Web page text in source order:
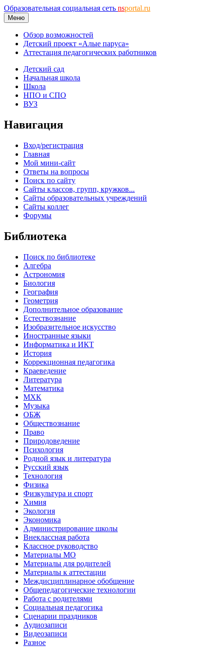
Образовательная социальная сеть nsportal.ru
Меню
Обзор возможностей
Детский проект «Алые паруса»
Аттестация педагогических работников
Детский сад
Начальная школа
Школа
НПО и СПО
ВУЗ
Навигация
Вход/регистрация
Главная
Мой мини-сайт
Ответы на вопросы
Поиск по сайту
Сайты классов, групп, кружков...
Сайты образовательных учреждений
Сайты коллег
Форумы
Библиотека
Поиск по библиотеке
Алгебра
Астрономия
Биология
География
Геометрия
Дополнительное образование
Естествознание
Изобразительное искусство
Иностранные языки
Информатика и ИКТ
История
Коррекционная педагогика
Краеведение
Литература
Математика
МХК
Музыка
ОБЖ
Обществознание
Право
Природоведение
Психология
Родной язык и литература
Русский язык
Технология
Физика
Физкультура и спорт
Химия
Экология
Экономика
Администрирование школы
Внеклассная работа
Классное руководство
Материалы МО
Материалы для родителей
Материалы к аттестации
Междисциплинарное обобщение
Общепедагогические технологии
Работа с родителями
Социальная педагогика
Сценарии праздников
Аудиозаписи
Видеозаписи
Разное